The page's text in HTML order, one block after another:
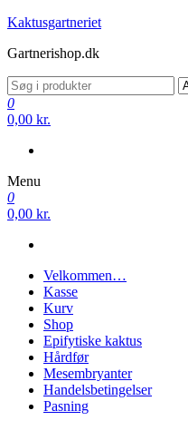
Videre
indhold
Kaktusgartneriet
Gartnerishop.dk
0
0,00 kr.
Menu
0
0,00 kr.
Velkommen…
Kasse
Kurv
Shop
Epifytiske kaktus
Hårdfør
Mesembryanter
Handelsbetingelser
Pasning